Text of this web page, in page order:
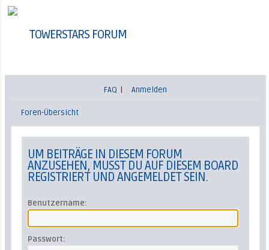
TOWERSTARS FORUM
FAQ Anmelden
Foren-Übersicht
UM BEITRÄGE IN DIESEM FORUM
ANZUSEHEN, MUSST DU AUF DIESEM BOARD
REGISTRIERT UND ANGEMELDET SEIN.
Benutzername:
Passwort: